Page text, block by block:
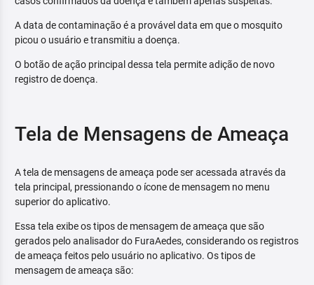
A data de contaminação é a provável data em que o mosquito
picou o usuário e transmitiu a doença.
O botão de ação principal dessa tela permite adição de novo
registro de doença.
Tela de Mensagens de Ameaça
A tela de mensagens de ameaça pode ser acessada através da
tela principal, pressionando o ícone de mensagem no menu
superior do aplicativo.
Essa tela exibe os tipos de mensagem de ameaça que são
gerados pelo analisador do FuraAedes, considerando os registros
de ameaça feitos pelo usuário no aplicativo. Os tipos de
mensagem de ameaça são: